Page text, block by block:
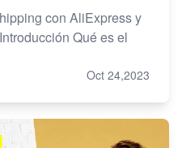
con AliExpress y
Qué es el
Oct 24,2023